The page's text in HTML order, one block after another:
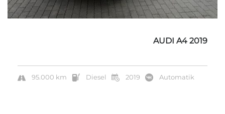
AUDI A4 2019
95.000 km Diesel 2019 Automatik